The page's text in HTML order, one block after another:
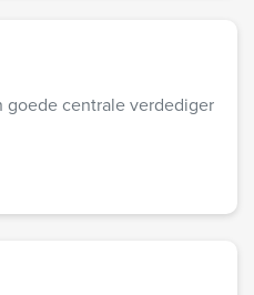
goede centrale verdediger